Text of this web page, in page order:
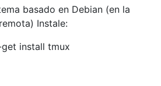
basado en Debian (en la
Instale:
install tmux